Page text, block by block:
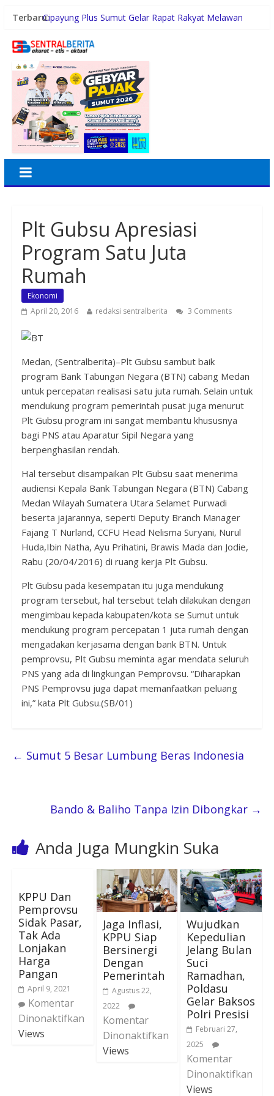
Terbaru:Cipayung Plus Sumut Gelar Rapat Rakyat Melawan
Inspektorat Madina Berikan Tanggapan akan
Tabuyung
Polrestabes Medan Ungkap 1.187 Kasus Narkoba
Selama 300 Hari dan Musnahkan Puluhan Kg Barbut
Wagub Surya Ajak Generasi Muda Bangun Integritas
dan Jauhi Narkoba
Pemko Medan Raih Peringkat II Skor Arsif ASN
Plt Gubsu Apresiasi
Program Satu Juta
Rumah
Ekonomi
April 20, 2016
redaksi sentralberita 3 Comments
Medan, (Sentralberita)–Plt Gubsu sambut baik
program Bank Tabungan Negara (BTN) cabang Medan
untuk percepatan realisasi satu juta rumah. Selain untuk
mendukung program pemerintah pusat juga menurut
Plt Gubsu program ini sangat membantu khususnya
bagi PNS atau Aparatur Sipil Negara yang
berpenghasilan rendah.
Hal tersebut disampaikan Plt Gubsu saat menerima
audiensi Kepala Bank Tabungan Negara (BTN) Cabang
Medan Wilayah Sumatera Utara Selamet Purwadi
beserta jajarannya, seperti Deputy Branch Manager
Fajang T Nurland, CCFU Head Nelisma Suryani, Nurul
Huda,Ibin Natha, Ayu Prihatini, Brawis Mada dan Jodie,
Rabu (20/04/2016) di ruang kerja Plt Gubsu.
Plt Gubsu pada kesempatan itu juga mendukung
program tersebut, hal tersebut telah dilakukan dengan
mengimbau kepada kabupaten/kota se Sumut untuk
mendukung program percepatan 1 juta rumah dengan
mengadakan kerjasama dengan bank BTN. Untuk
pemprovsu, Plt Gubsu meminta agar mendata seluruh
PNS yang ada di lingkungan Pemprovsu. “Diharapkan
PNS Pemprovsu juga dapat memanfaatkan peluang
ini,” kata Plt Gubsu.(SB/01)
← Sumut 5 Besar Lumbung Beras Indonesia
Bando & Baliho Tanpa Izin Dibongkar →
Anda Juga Mungkin Suka
KPPU Dan
Pemprovsu
Sidak Pasar,
Tak Ada
Lonjakan
Harga
Pangan
April 9, 2021
Komentar
Dinonaktifkan
Views
Jaga Inflasi,
KPPU Siap
Bersinergi
Dengan
Pemerintah
Agustus 22,
2022
Komentar
Dinonaktifkan
Views
Wujudkan
Kepedulian
Jelang Bulan
Suci
Ramadhan,
Poldasu
Gelar Baksos
Polri Presisi
Februari 27,
2025
Komentar
Dinonaktifkan
Views